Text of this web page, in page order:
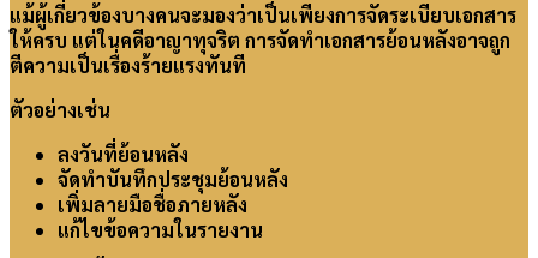
แม้ผู้เกี่ยวข้องบางคนจะมองว่าเป็นเพียงการจัดระเบียบเอกสาร
ให้ครบ แต่ในคดีอาญาทุจริต การจัดทำเอกสารย้อนหลังอาจถูก
ตีความเป็นเรื่องร้ายแรงทันที
ตัวอย่างเช่น
ลงวันที่ย้อนหลัง
จัดทำบันทึกประชุมย้อนหลัง
เพิ่มลายมือชื่อภายหลัง
แก้ไขข้อความในรายงาน